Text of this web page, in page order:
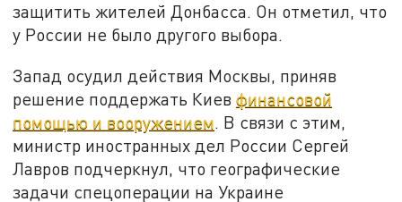
защитить жителей Донбасса. Он отметил, что
у России не было другого выбора.
Запад осудил действия Москвы, приняв
решение поддержать Киевфинансовой
помощью и вооружением. В связи с этим,
министр иностранных дел России Сергей
Лавров подчеркнул, что географические
задачи спецоперации на Украине